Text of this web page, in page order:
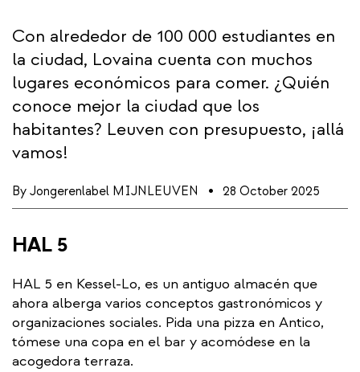
Con alrededor de 100 000 estudiantes en
la ciudad, Lovaina cuenta con muchos
lugares económicos para comer. ¿Quién
conoce mejor la ciudad que los
habitantes? Leuven con presupuesto, ¡allá
vamos!
By Jongerenlabel MIJNLEUVEN 28 October 2025
HAL 5
HAL 5 en Kessel-Lo, es un antiguo almacén que
ahora alberga varios conceptos gastronómicos y
organizaciones sociales. Pida una pizza en Antico,
tómese una copa en el bar y acomódese en la
acogedora terraza.